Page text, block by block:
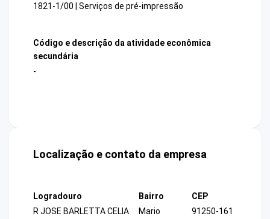
1821-1/00 | Serviços de pré-impressão
Código e descrição da atividade econômica
secundária
-
Localização e contato da empresa
Logradouro
R JOSE BARLETTA CELIA
Bairro
Mario
CEP
91250-161